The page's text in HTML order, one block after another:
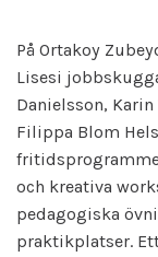
På Ortakoy
Lisesi
Danielsson,
Filippa Blom
och kreativa
pedagogiska
praktikplatser.